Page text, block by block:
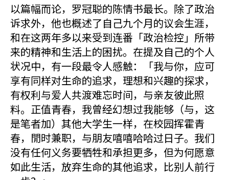
以篇幅而论，罗冠聪的陈情书最长。除了政治
诉求外，他也概述了自己九个月的议会生涯，
和在这两年多以来受到连番「政治检控」所带
来的精神和生活上的困扰。在提及自己的个人
状况中，有一段最令人感触：「我与你，应可
享有同样对生命的追求，理想和兴趣的探求，
有权利与爱人共渡难忘时间，与亲友彼此照
料。正值青春，我曾经幻想过我能够（与，这
是笔者加）其他大学生一样，在校园挥霍青
春，閒时兼职，与朋友嘻嘻哈哈过日子。我们
没有任何义务要牺牲和承担更多，但为何愿意
如此生活，放弃生命的其他追求，比别人前行